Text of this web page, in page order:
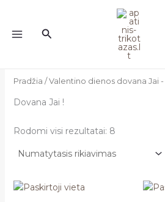
turinio
Paieška
Pradžia /Valentino dienos dovana Jai -
Dovana Jai !
Rodomi visi rezultatai: 8